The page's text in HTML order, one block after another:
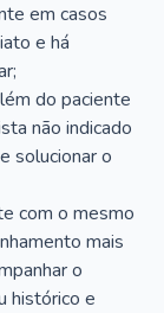
em casos
e há
do paciente
não indicado
solucionar o
com o mesmo
mais
o
histórico e